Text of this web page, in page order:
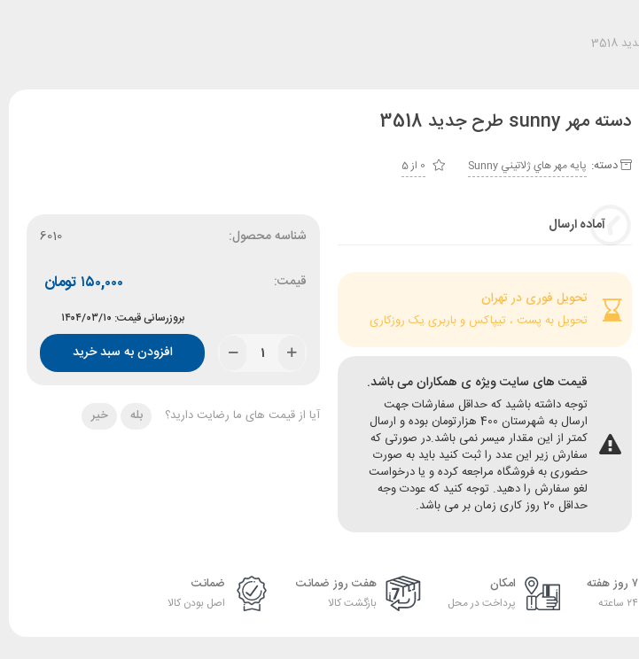
دسته مهر sunny طرح جدید 3518
دسته: پايه مهر هاي ژلاتيني Sunny 0 از 5
آماده ارسال
تحویل فوری در تهران
تحویل به پست ، تیپاکس و باربری یک روزکاری
قیمت های سایت ویژه ی همکاران می باشد.
توجه داشته باشید که حداقل سفارشات جهت
ارسال به شهرستان 400 هزارتومان بوده و ارسال
کمتر از این مقدار میسر نمی باشد.در صورتی که
سفارش زیر این عدد را ثبت کنید باید به صورت
حضوری به فروشگاه مراجعه کرده و یا درخواست
لغو سفارش را دهید. توجه کنید که عودت وجه
حداقل 20 روز کاری زمان بر می باشد.
شناسه محصول: 6010
قیمت: تومان ۱۵۰,۰۰۰
بروزرسانی قیمت: ۱۴۰۴/۰۳/۱۰
افزودن به سبد خرید
آیا از قیمت های ما رضایت دارید؟ بله خیر
۷ روز هفته
۲۴ ساعته
امکان
پرداخت در محل
هفت روز ضمانت
بازگشت کالا
ضمانت
اصل بودن کالا